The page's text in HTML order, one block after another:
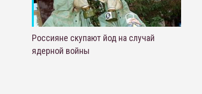
Россияне скупают йод на случай
ядерной войны